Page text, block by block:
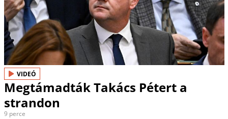
VIDEÓ
Megtámadták Takács Pétert a
strandon
9 perce